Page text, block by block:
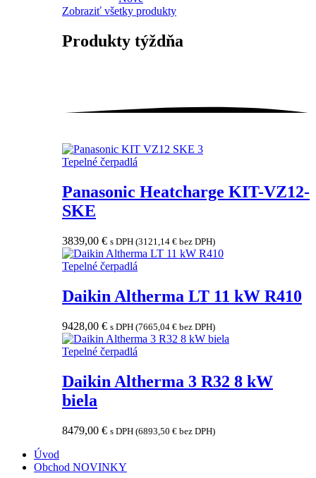
Zobraziť všetky produkty
Produkty týždňa
Tepelné čerpadlá
Panasonic Heatcharge KIT-VZ12-
SKE
3839,00 € s DPH (3121,14 € bez DPH)
Tepelné čerpadlá
Daikin Altherma LT 11 kW R410
9428,00 € s DPH (7665,04 € bez DPH)
Tepelné čerpadlá
Daikin Altherma 3 R32 8 kW
biela
8479,00 € s DPH (6893,50 € bez DPH)
Úvod
Obchod NOVINKY